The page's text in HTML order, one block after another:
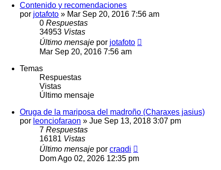
Contenido y recomendaciones
por jotafoto » Mar Sep 20, 2016 7:56 am
0 Respuestas
34953 Vistas
Último mensaje por jotafoto
Mar Sep 20, 2016 7:56 am
Temas
Respuestas
Vistas
Último mensaje
Oruga de la mariposa del madroño (Charaxes jasius)
por leonciofaraon » Jue Sep 13, 2018 3:07 pm
7 Respuestas
16181 Vistas
Último mensaje por craqdi
Dom Ago 02, 2026 12:35 pm